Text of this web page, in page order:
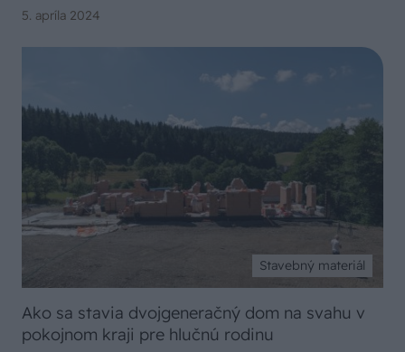
5. apríla 2024
Stavebný materiál
Ako sa stavia dvojgeneračný dom na svahu v
pokojnom kraji pre hlučnú rodinu